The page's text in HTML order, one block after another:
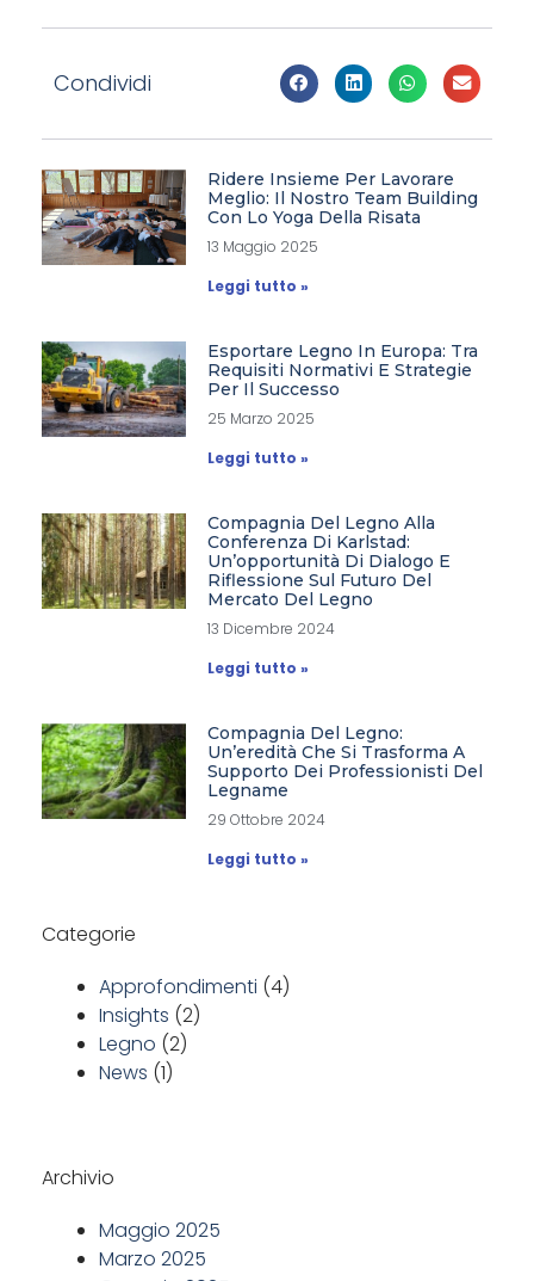
Condividi
Ridere Insieme Per Lavorare
Meglio: Il Nostro Team Building
Con Lo Yoga Della Risata
13 Maggio 2025
Leggi tutto »
Esportare Legno In Europa: Tra
Requisiti Normativi E Strategie
Per Il Successo
25 Marzo 2025
Leggi tutto »
Compagnia Del Legno Alla
Conferenza Di Karlstad:
Un’opportunità Di Dialogo E
Riflessione Sul Futuro Del
Mercato Del Legno
13 Dicembre 2024
Leggi tutto »
Compagnia Del Legno:
Un’eredità Che Si Trasforma A
Supporto Dei Professionisti Del
Legname
29 Ottobre 2024
Leggi tutto »
Categorie
Approfondimenti (4)
Insights (2)
Legno (2)
News (1)
Archivio
Maggio 2025
Marzo 2025